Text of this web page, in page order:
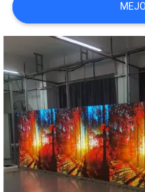
PIDA
UNA
CITA
MAPA
DEL
SITIO